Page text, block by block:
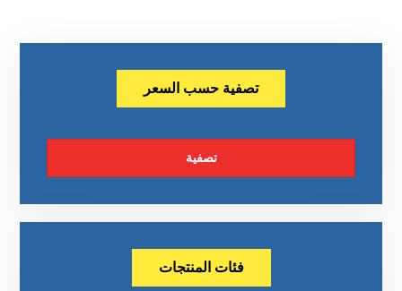
تصفية حسب السعر
تصفية
فئات المنتجات